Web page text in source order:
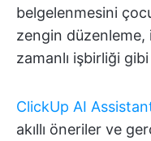
belgelenmesini
zengin
zamanlı işbirliği
ClickUp AI
akıllı öneriler ve